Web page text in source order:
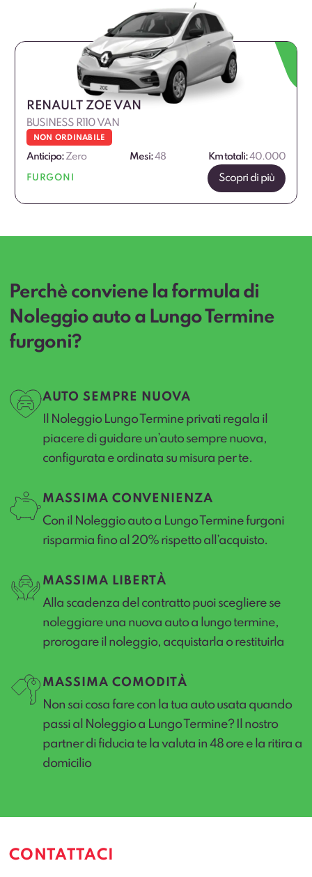
Marca Professional
Dimensione
RENAULT ZOE VAN
BUSINESS R110 VAN
NON ORDINABILE
Anticipo:Zero Mesi:48 Km totali:40.000
FURGONI Scopri di più
Perchè conviene la formula di
Noleggio auto a Lungo Termine
furgoni?
AUTO SEMPRE NUOVA
Il Noleggio Lungo Termine privati regala il
piacere di guidare un’auto sempre nuova,
configurata e ordinata su misura per te.
MASSIMA CONVENIENZA
Con il Noleggio auto a Lungo Termine furgoni
risparmia fino al 20% rispetto all’acquisto.
MASSIMA LIBERTÀ
Alla scadenza del contratto puoi scegliere se
noleggiare una nuova auto a lungo termine,
prorogare il noleggio, acquistarla o restituirla
MASSIMA COMODITÀ
Non sai cosa fare con la tua auto usata quando
passi al Noleggio a Lungo Termine? Il nostro
partner di fiducia te la valuta in 48 ore e la ritira a
domicilio
CONTATTACI